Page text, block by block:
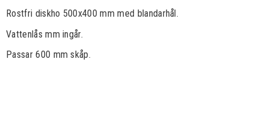
Rostfri diskho 500x400 mm med blandarhål.
Vattenlås mm ingår.
Passar 600 mm skåp.